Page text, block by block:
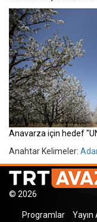
Anavarza için hedef
Anahtar Kelimeler:
© 2026
Programlar Yayın